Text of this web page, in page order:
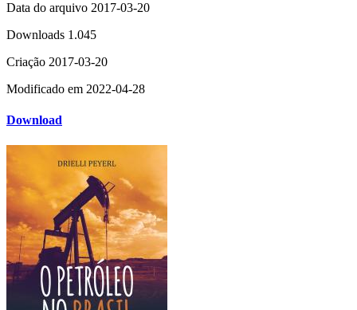
Data do arquivo 2017-03-20
Downloads 1.045
Criação 2017-03-20
Modificado em 2022-04-28
Download